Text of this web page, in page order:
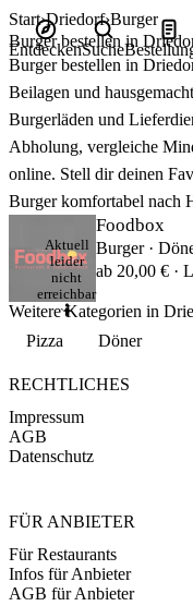
Start Driedorf Burger
Burger bestellen in
Burger bestellen in
Beilagen und
Burgerläden und
Abholung, vergleiche
online. Stell dir deinen
Burger komfortabel nach
Foodbox
Burger ·
ab 20,00 € ·
Aktuell
leider
nicht
erreichbar
🤷
Weitere Kategorien in
Pizza
Döner
RECHTLICHES
Impressum
AGB
Datenschutz
FÜR ANBIETER
Für Restaurants
Infos für Anbieter
AGB für Anbieter
EntdeckenSuche